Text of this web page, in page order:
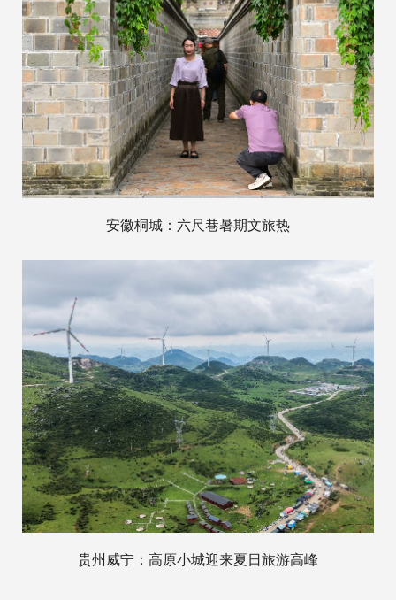
安徽桐城：六尺巷暑期文旅热
贵州威宁：高原小城迎来夏日旅游高峰